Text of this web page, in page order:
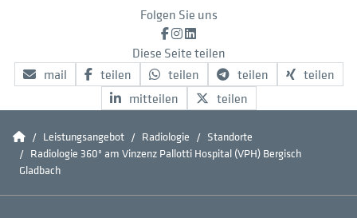
Folgen Sie uns
Facebook
Instagram
LinkedIn
Diese Seite teilen
mail
teilen teilen teilen
teilen
mitteilen
teilen
HomeLeistungsangebot Radiologie
Standorte
Radiologie 360° am Vinzenz Pallotti Hospital (VPH) Bergisch
Gladbach